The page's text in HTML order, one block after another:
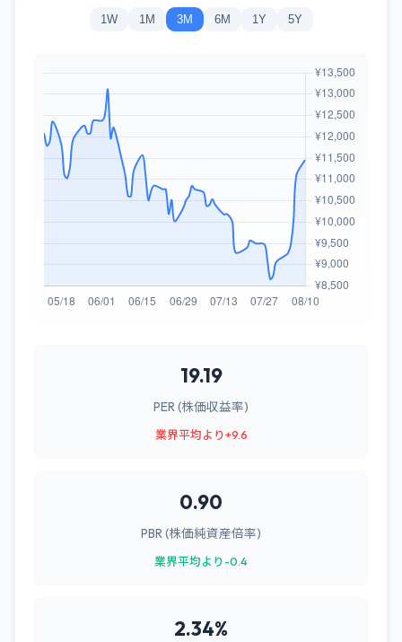
1W 1M 3M 6M 1Y 5Y
19.19
PER (株価収益率)
業界平均より+9.6
0.90
PBR (株価純資産倍率)
業界平均より-0.4
2.34%